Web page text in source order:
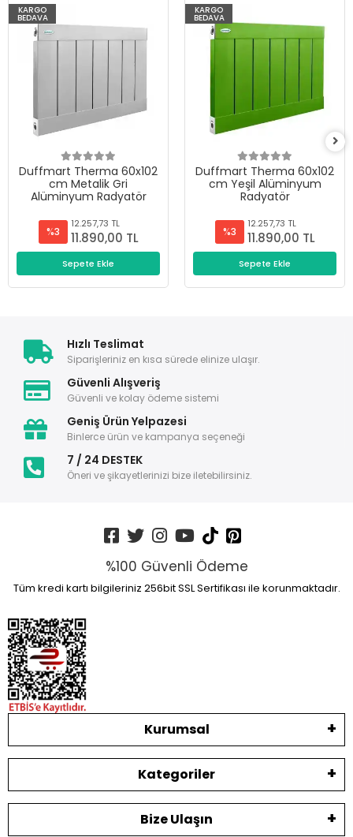
KARGO
BEDAVA
Duffmart Therma 60x102
cm Metalik Gri
Alüminyum Radyatör
%3
12.257,73 TL
11.890,00 TL
Sepete Ekle
KARGO
BEDAVA
Duffmart Therma 60x102
cm Yeşil Alüminyum
Radyatör
%3
12.257,73 TL
11.890,00 TL
Sepete Ekle
Hızlı Teslimat
Siparişleriniz en kısa sürede elinize ulaşır.
Güvenli Alışveriş
Güvenli ve kolay ödeme sistemi
Geniş Ürün Yelpazesi
Binlerce ürün ve kampanya seçeneği
7 / 24 DESTEK
Öneri ve şikayetlerinizi bize iletebilirsiniz.
%100 Güvenli Ödeme
Tüm kredi kartı bilgileriniz 256bit SSL Sertifikası ile korunmaktadır.
Kurumsal
Kategoriler
Bize Ulaşın